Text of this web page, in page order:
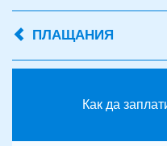
ПЛАЩАНИЯ
Как да